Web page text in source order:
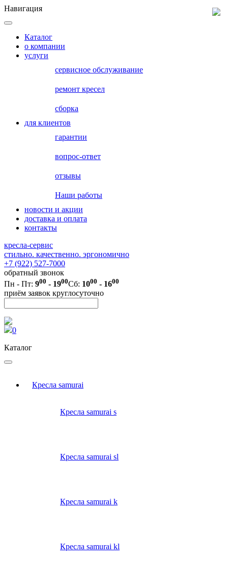
Навигация
Каталог
о компании
услуги
сервисное обслуживание
ремонт кресел
сборка
для клиентов
гарантии
вопрос-ответ
отзывы
Наши работы
новости и акции
доставка и оплата
контакты
кресла-сервис
стильно. качественно. эргономично
+7 (922) 527-7000
обратный звонок
Пн - Пт: 900 - 1900Сб: 1000 - 1600
приём заявок круглосуточно
0
Каталог
Кресла samurai
Кресла samurai s
Кресла samurai sl
Кресла samurai k
Кресла samurai kl